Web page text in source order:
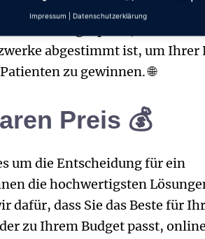
mit dem Sie Zeit sparen und Ihre
können Sie
abgestimmt ist, um Ihrer
zu gewinnen. 🌐
Preis 💰
um die Entscheidung für ein
die hochwertigsten
dafür, dass Sie das Beste für
zu Ihrem Budget passt,
Impressum Datenschutzerklärung